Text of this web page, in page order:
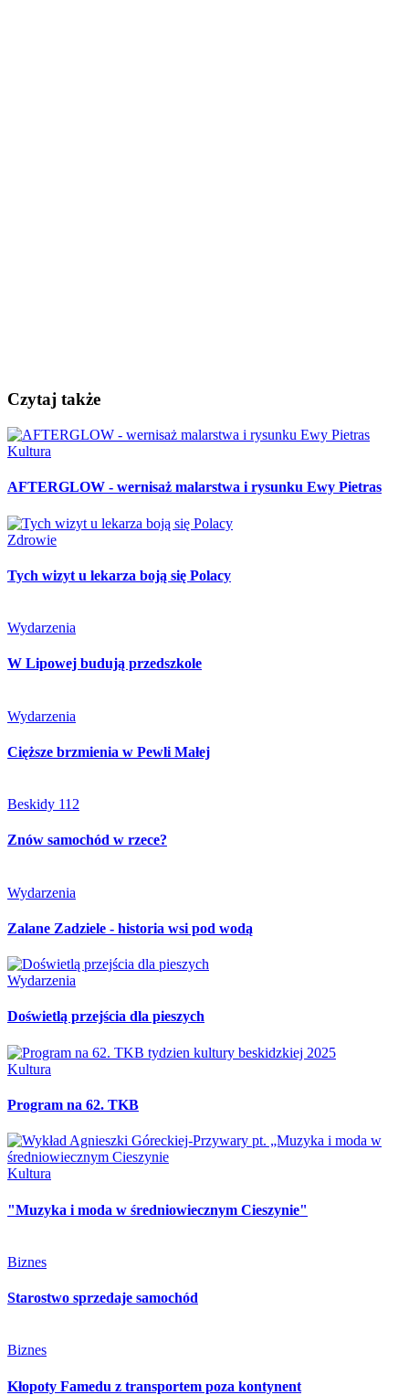
Czytaj także
Kultura
AFTERGLOW - wernisaż malarstwa i rysunku Ewy Pietras
Zdrowie
Tych wizyt u lekarza boją się Polacy
Wydarzenia
W Lipowej budują przedszkole
Wydarzenia
Cięższe brzmienia w Pewli Małej
Beskidy 112
Znów samochód w rzece?
Wydarzenia
Zalane Zadziele - historia wsi pod wodą
Wydarzenia
Doświetlą przejścia dla pieszych
Kultura
Program na 62. TKB
Kultura
"Muzyka i moda w średniowiecznym Cieszynie"
Biznes
Starostwo sprzedaje samochód
Biznes
Kłopoty Famedu z transportem poza kontynent